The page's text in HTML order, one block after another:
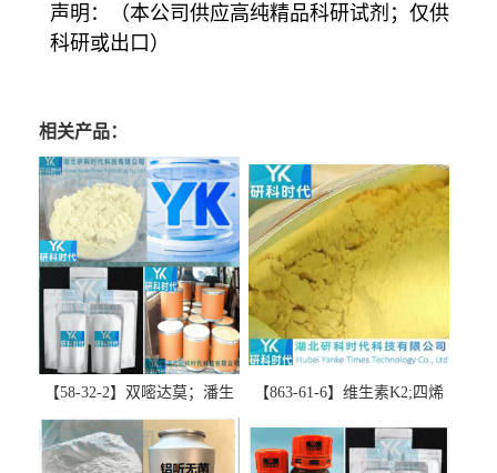
声明：（本公司供应高纯精品科研试剂；仅供
科研或出口）
相关产品：
【58-32-2】双嘧达莫；潘生
丁-精品科研试剂-湖北研科时
代科技-“研”无止境;“科”学创
【863-61-6】维生素K2;四烯
≥98%湖北研科时代科技-优势